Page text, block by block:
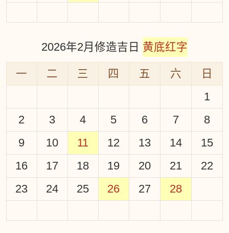
2026年2月修造吉日 黄底红字
一 二 三 四 五 六
日
1
2
3 4 5 6 7
8
9
10 11 12 13 14
15
16
17 18 19 20 21
22
23
24 25 26 27 28